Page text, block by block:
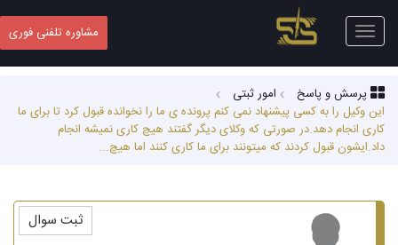
Toggle
navigation
مشاوره تلفنی فوری
پرسش و پاسخ
امور ثبتی
این وکیل را به کسی پیشنهاد نمی کنم پرونده ی ما را نخوانده قبول کرد تا برای ما
کاری انجام دهد.در صورتی که وکلای دیگر گفتند هیچ کاری نمیشه انجام
داد.ایشون قبول کردند که میتونند برای ما کاری کنند اما هیچ...
ثبت سوال